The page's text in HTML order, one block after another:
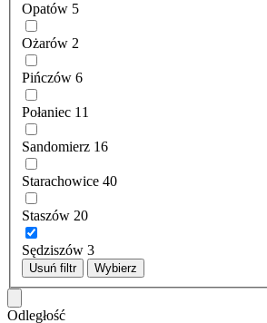
Opatów 5
Ożarów 2
Pińczów 6
Połaniec 11
Sandomierz 16
Starachowice 40
Staszów 20
Sędziszów 3
Usuń filtr Wybierz
Odległość